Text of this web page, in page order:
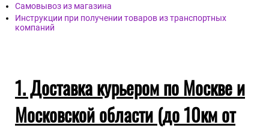
Самовывоз из магазина
Инструкции при получении товаров из транспортных
компаний
1. Доставка курьером по Москве и
Московской области (до 10км от